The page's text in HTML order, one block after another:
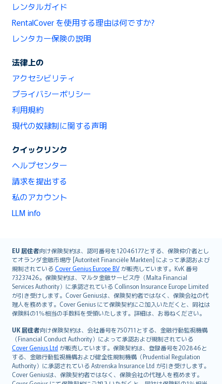
レンタルガイド
RentalCover を使用する理由は何ですか?
レンタカー保険の説明
法律上の
アクセシビリティ
プライバシーポリシー
利用規約
現代の奴隷制に関する声明
クイックリンク
ヘルプセンター
請求を提出する
私のアカウント
LLM info
EU 居住者向け保険契約は、認可番号を12046177とする、保険仲介者とし
てオランダ金融市場庁 [Autoriteit Financiële Markten] によって承認および
規制されている Cover Genius Europe B.V が販売しています。KvK 番号
73237426。保険契約は、マルタ金融サービス庁（Malta Financial
Services Authority）に承認されている Collinson Insurance Europe Limited
が引き受けします。Cover Geniusは、保険契約者ではなく、保険会社の代
理人を務めます。Cover Genius にて保険契約にご加入いただくと、同社は
保険料の1％相当の手数料を受領いたします。詳細は、お尋ねください。
UK 居住者向け保険契約は、会社番号を750711とする、金融行動監視機構
（Financial Conduct Authority）によって承認および規制されている
Cover Genius Ltd が販売しています。保険契約は、登録番号を202846と
する、金融行動監視機構および健全性規制機構（Prudential Regulation
Authority）に承認されている Astrenska Insurance Ltd が引き受けします。
Cover Geniusは、保険契約者ではなく、保険会社の代理人を務めます。
English (UK)
English (US)
Deutsch
français
Nederlands
español
简体中文
繁體中文
Português
polski